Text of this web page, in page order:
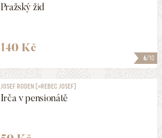
6/10
Pražský žid
140 Kč
JOSEF RODEN [=REBEC JOSEF]
Irča v pensionátě